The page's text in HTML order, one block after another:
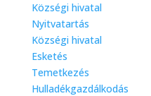
Községi hivatal
Nyitvatartás
Községi hivatal
Esketés
Temetkezés
Hulladékgazdálkodás